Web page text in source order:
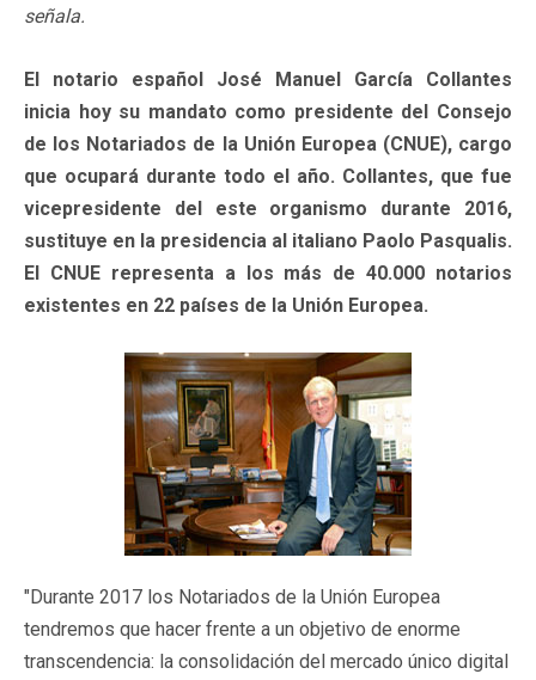
señala.
El notario español José Manuel García Collantes
inicia hoy su mandato como presidente del Consejo
de los Notariados de la Unión Europea (CNUE), cargo
que ocupará durante todo el año. Collantes, que fue
vicepresidente del este organismo durante 2016,
sustituye en la presidencia al italiano Paolo Pasqualis.
El CNUE representa a los más de 40.000 notarios
existentes en 22 países de la Unión Europea.
"Durante 2017 los Notariados de la Unión Europea
tendremos que hacer frente a un objetivo de enorme
transcendencia: la consolidación del mercado único digital